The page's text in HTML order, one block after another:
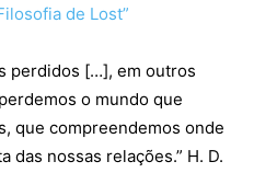
de Lost”
perdidos […], em outros
o mundo que
que compreendemos onde
das nossas relações.” H. D.